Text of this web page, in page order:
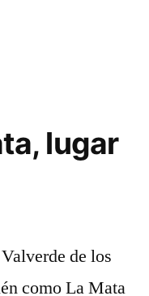
lugar
de los
como La Mata